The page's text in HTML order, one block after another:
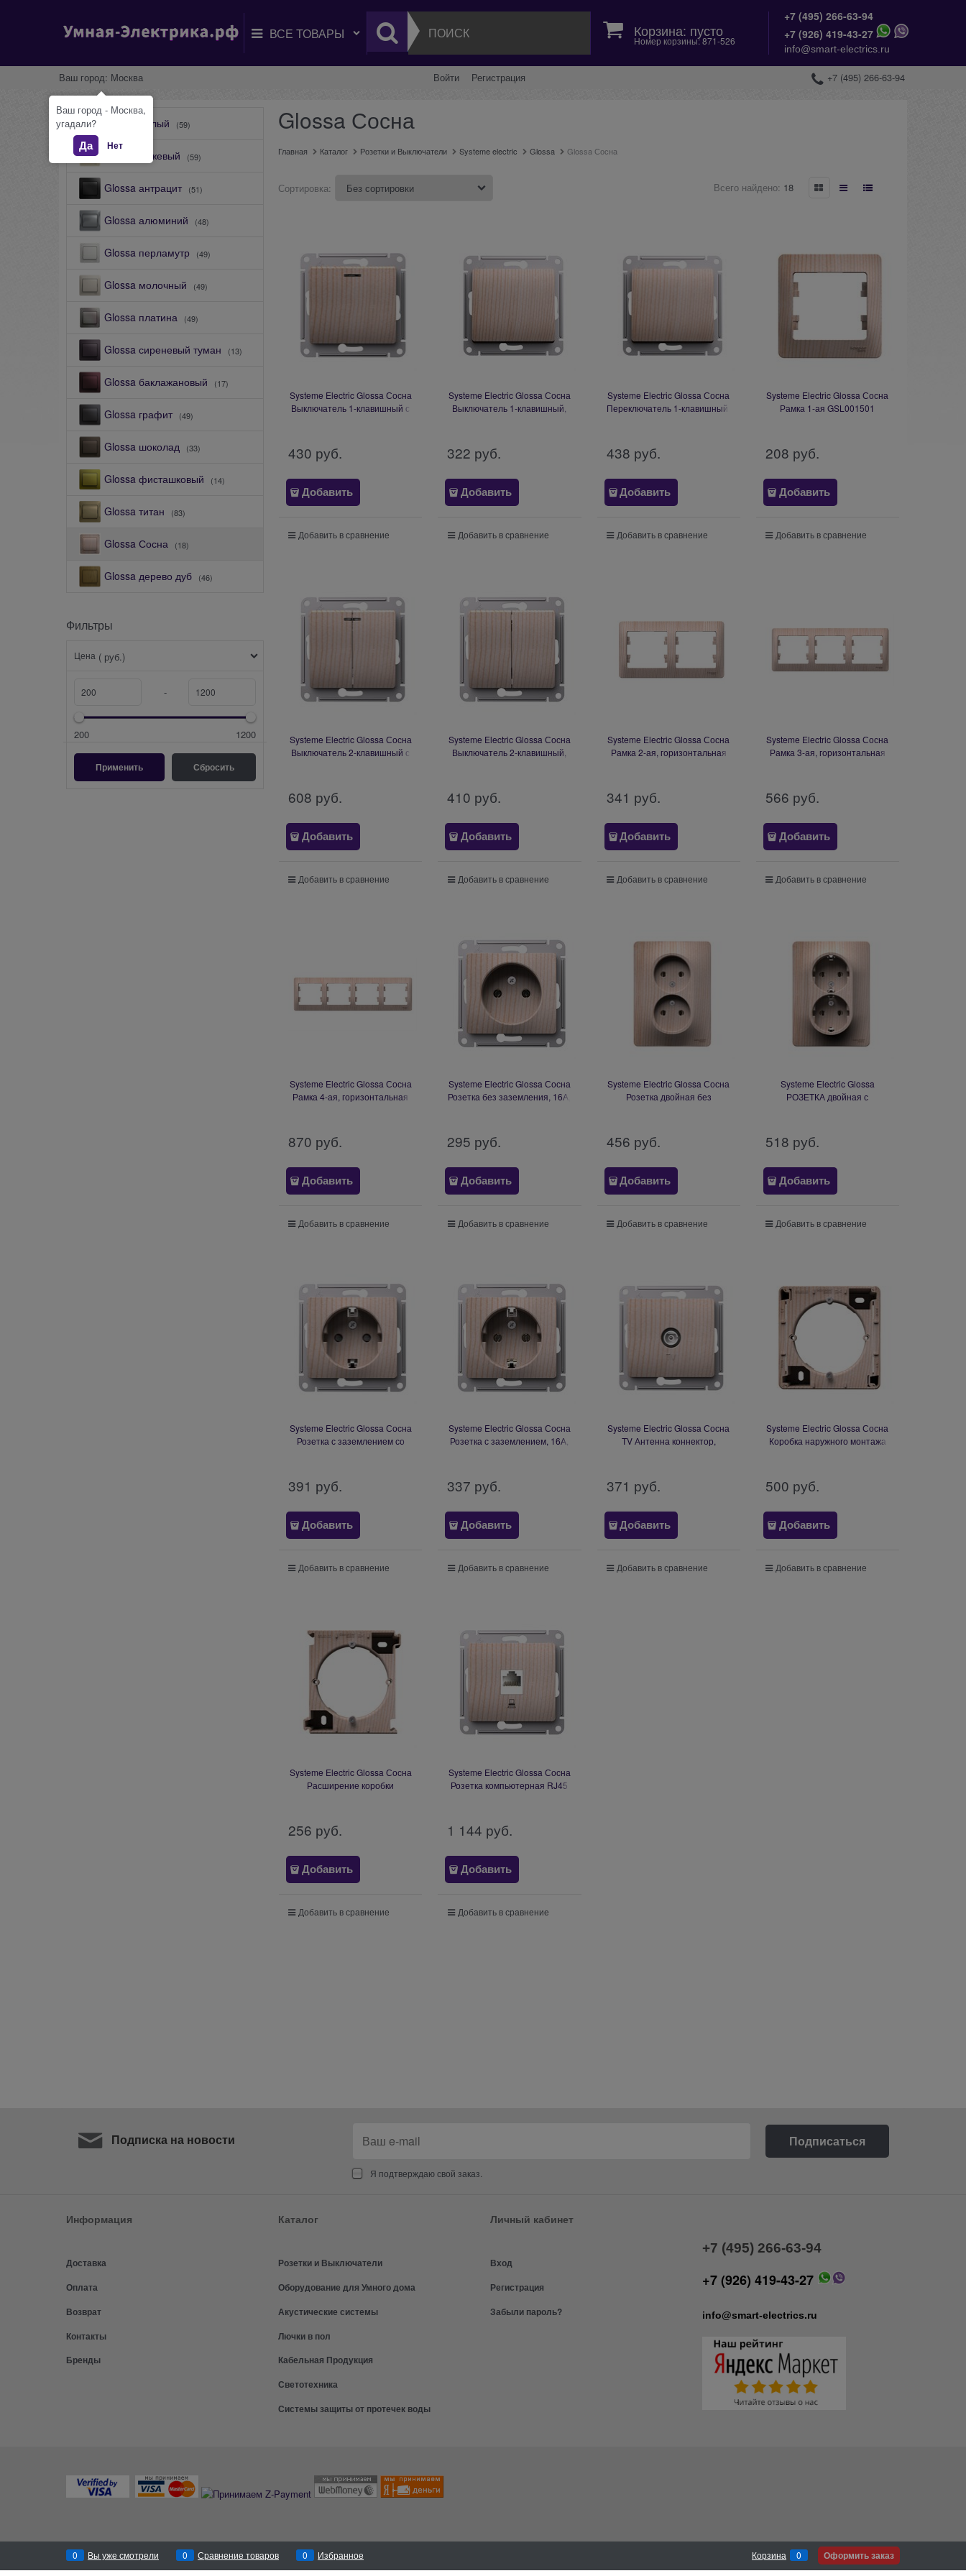
Корзина: пусто
Номер корзины: 871-526
+7 (495) 266-63-94
+7 (926) 419-43-27
info@smart-electrics.ru
Ваш город: Москва Войти Регистрация +7 (495) 266-63-94
Glossa Белый (59)
Glossa бежевый (59)
Glossa антрацит (51)
Glossa алюминий (48)
Glossa перламутр (49)
Glossa молочный (49)
Glossa платина (49)
Glossa сиреневый туман (13)
Glossa баклажановый (17)
Glossa графит (49)
Glossa шоколад (33)
Glossa фисташковый (14)
Glossa титан (83)
Glossa Сосна (18)
Glossa дерево дуб (46)
Фильтры
Цена ( руб.)
-
200 1200
Glossa Сосна
Главная Каталог Розетки и Выключатели Systeme electric Glossa Glossa Сосна
Сортировка: Всего найдено: 18
Systeme Electric Glossa Сосна
Выключатель 1-клавишный с
430 руб.
Добавить
Добавить в сравнение
Systeme Electric Glossa Сосна
Выключатель 1-клавишный,
322 руб.
Добавить
Добавить в сравнение
Systeme Electric Glossa Сосна
Переключатель 1-клавишный,
438 руб.
Добавить
Добавить в сравнение
Systeme Electric Glossa Сосна
Рамка 1-ая GSL001501
208 руб.
Добавить
Добавить в сравнение
Systeme Electric Glossa Сосна
Выключатель 2-клавишный с
608 руб.
Добавить
Добавить в сравнение
Systeme Electric Glossa Сосна
Выключатель 2-клавишный,
410 руб.
Добавить
Добавить в сравнение
Systeme Electric Glossa Сосна
Рамка 2-ая, горизонтальная
341 руб.
Добавить
Добавить в сравнение
Systeme Electric Glossa Сосна
Рамка 3-ая, горизонтальная
566 руб.
Добавить
Добавить в сравнение
Systeme Electric Glossa Сосна
Рамка 4-ая, горизонтальная
870 руб.
Добавить
Добавить в сравнение
Systeme Electric Glossa Сосна
Розетка без заземления, 16А,
295 руб.
Добавить
Добавить в сравнение
Systeme Electric Glossa Сосна
Розетка двойная без
456 руб.
Добавить
Добавить в сравнение
Systeme Electric Glossa
РОЗЕТКА двойная с
518 руб.
Добавить
Добавить в сравнение
Systeme Electric Glossa Сосна
Розетка с заземлением со
391 руб.
Добавить
Добавить в сравнение
Systeme Electric Glossa Сосна
Розетка с заземлением, 16А,
337 руб.
Добавить
Добавить в сравнение
Systeme Electric Glossa Сосна
TV Антенна коннектор,
371 руб.
Добавить
Добавить в сравнение
Systeme Electric Glossa Сосна
Коробка наружного монтажа
500 руб.
Добавить
Добавить в сравнение
Systeme Electric Glossa Сосна
Расширение коробки
256 руб.
Добавить
Добавить в сравнение
Systeme Electric Glossa Сосна
Розетка компьютерная RJ45
1 144 руб.
Добавить
Добавить в сравнение
Подписка на новости
Я подтверждаю свой заказ.
Информация
Доставка
Оплата
Возврат
Контакты
Бренды
Каталог
Розетки и Выключатели
Оборудование для Умного дома
Акустические системы
Лючки в пол
Кабельная Продукция
Светотехника
Системы защиты от протечек воды
Личный кабинет
Вход
Регистрация
Забыли пароль?
+7 (495) 266-63-94
+7 (926) 419-43-27
info@smart-electrics.ru
0 Вы уже смотрели 0 Сравнение товаров 0 Избранное Корзина 0 Оформить заказ
Ваш город - Москва,
угадали?
Да Нет